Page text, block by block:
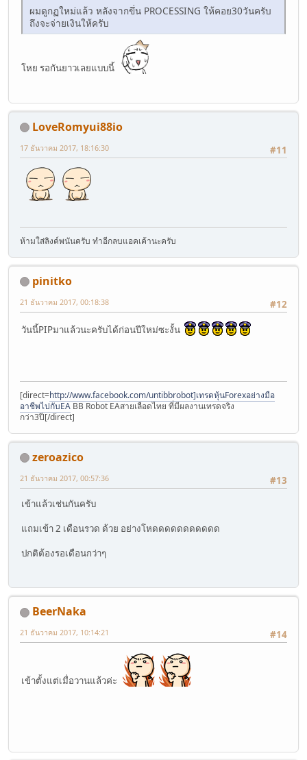
ผมดูกฏใหม่แล้ว หลังจากขึ่น PROCESSING ให้คอย30วันครับ
ถึงจะจ่ายเงินให้ครับ
โหย รอกันยาวเลยแบบนี้
LoveRomyui88io
#11
17 ธันวาคม 2017, 18:16:30
ห้ามใส่ลิงค์พนันครับ ทำอีกลบแอคเค้านะครับ
pinitko
#12
21 ธันวาคม 2017, 00:18:38
วันนี้PIPมาแล้วนะครับได้ก่อนปีใหม่ซะงั้น
[direct=http://www.facebook.com/untibbrobot]เทรดหุ้นForexอย่างมือ
อาชีพไปกับEA BB Robot EAสายเลือดไทย ที่มีผลงานเทรดจริง
กว่า3ปี[/direct]
zeroazico
#13
21 ธันวาคม 2017, 00:57:36
เข้าแล้วเช่นกันครับ
แถมเข้า 2 เดือนรวด ด้วย อย่างโหดดดดดดดดดดด
ปกติต้องรอเดือนกว่าๆ
BeerNaka
#14
21 ธันวาคม 2017, 10:14:21
เข้าตั้งแต่เมื่อวานแล้วค่ะ